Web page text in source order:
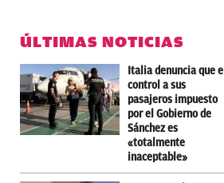
ÚLTIMAS NOTICIAS
Italia denuncia que el
control a sus
pasajeros impuesto
por el Gobierno de
Sánchez es
«totalmente
inaceptable»